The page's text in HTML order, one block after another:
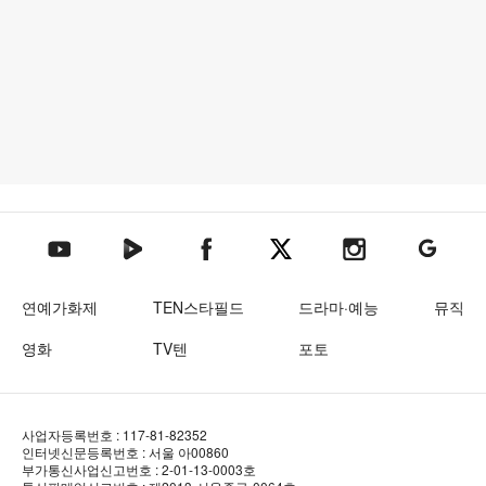
텐아시아 유튜브텐아시아 네이버TV텐아시아 페이스북텐아시아 엑스텐아시아 인스타그램
텐아시아
연예가화제 TEN스타필드 드라마·예능
뮤직
영화
TV텐 포토
사업자등록번호 : 117-81-82352
인터넷신문등록번호 : 서울 아00860
부가통신사업신고번호 : 2-01-13-0003호